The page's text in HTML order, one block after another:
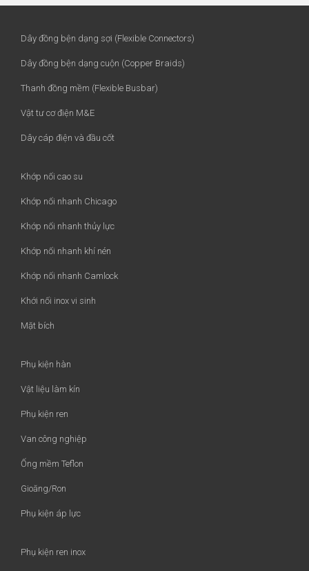
Dây đồng bện dạng sợi (Flexible Connectors)
Dây đồng bện dạng cuộn (Copper Braids)
Thanh đồng mềm (Flexible Busbar)
Vật tư cơ điện M&E
Dây cáp điện và đầu cốt
Khớp nối cao su
Khớp nối nhanh Chicago
Khớp nối nhanh thủy lực
Khớp nối nhanh khí nén
Khớp nối nhanh Camlock
Khới nối inox vi sinh
Mặt bích
Phụ kiện hàn
Vật liệu làm kín
Phụ kiện ren
Van công nghiệp
Ống mềm Teflon
Gioăng/Ron
Phụ kiện áp lực
Phụ kiện ren inox